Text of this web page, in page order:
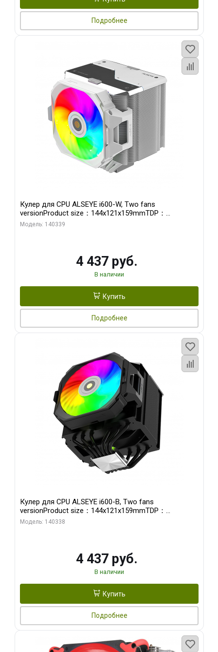
Подробнее
Кулер для CPU ALSEYE i600-W, Two fans
versionProduct size：144x121x159mmTDP：
270WSoldering technology CD textureApplication:Intel：
Модель: 140339
4 437 руб.
В наличии
Купить
Подробнее
Кулер для CPU ALSEYE i600-B, Two fans
versionProduct size：144x121x159mmTDP：
270WSoldering technology CD textureApplication:Intel：
Модель: 140338
4 437 руб.
В наличии
Купить
Подробнее